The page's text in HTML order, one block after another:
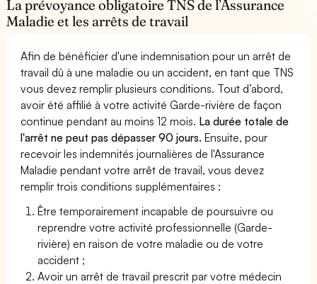
La prévoyance obligatoire TNS de l’Assurance
Maladie et les arrêts de travail
Afin de bénéficier d'une indemnisation pour un arrêt de
travail dû à une maladie ou un accident, en tant que TNS
vous devez remplir plusieurs conditions. Tout d’abord,
avoir été affilié à votre activité Garde-rivière de façon
continue pendant au moins 12 mois. La durée totale de
l'arrêt ne peut pas dépasser 90 jours. Ensuite, pour
recevoir les indemnités journalières de l'Assurance
Maladie pendant votre arrêt de travail, vous devez
remplir trois conditions supplémentaires :
Être temporairement incapable de poursuivre ou
reprendre votre activité professionnelle (Garde-
rivière) en raison de votre maladie ou de votre
accident ;
Avoir un arrêt de travail prescrit par votre médecin